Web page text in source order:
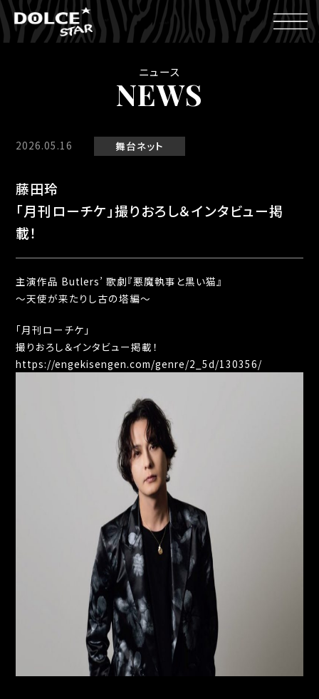
ニュース
NEWS
2026.05.16 舞台ネット
藤田玲
「月刊ローチケ」撮りおろし＆インタビュー掲
載！
主演作品 Butlers’ 歌劇『悪魔執事と黒い猫』
～天使が来たりし古の塔編～
「月刊ローチケ」
撮りおろし＆インタビュー掲載！
https://engekisengen.com/genre/2_5d/130356/